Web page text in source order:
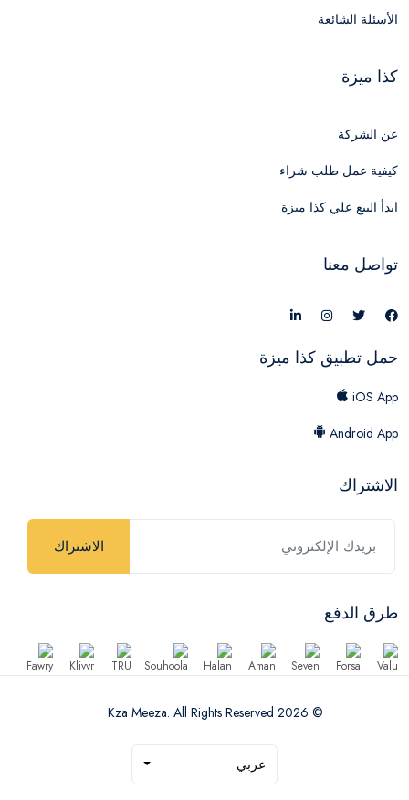
الأسئلة الشائعة
كذا ميزة
عن الشركة
كيفية عمل طلب شراء
ابدأ البيع علي كذا ميزة
تواصل معنا
حمل تطبيق كذا ميزة
iOS App
Android App
الاشتراك
الاشتراك
طرق الدفع
© 2026 Kza Meeza. All Rights Reserved
عربي